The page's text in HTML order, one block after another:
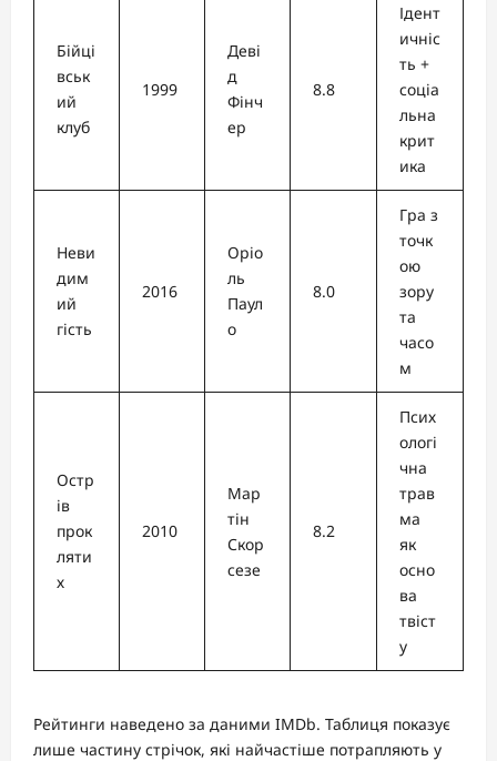
Бійці
вськ
ий
клуб
1999
Деві
д
Фінч
ер
8.8
Ідент
ичніс
ть +
соціа
льна
крит
ика
Неви
дим
ий
гість
2016
Оріо
ль
Паул
о
8.0
Гра з
точк
ою
зору
та
часо
м
Остр
ів
прок
ляти
х
2010
Мар
тін
Скор
сезе
8.2
Псих
ологі
чна
трав
ма
як
осно
ва
твіст
у
Рейтинги наведено за даними IMDb. Таблиця показує
лише частину стрічок, які найчастіше потрапляють у